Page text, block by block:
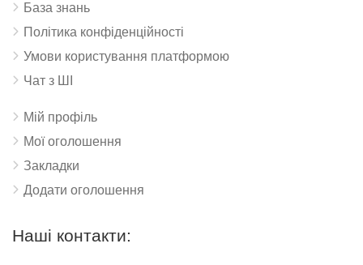
База знань
Політика конфіденційності
Умови користування платформою
Чат з ШІ
Мій профіль
Мої оголошення
Закладки
Додати оголошення
Наші контакти: